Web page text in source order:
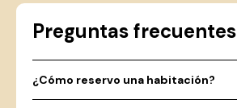
Preguntas frecuentes
¿Cómo reservo una habitación?